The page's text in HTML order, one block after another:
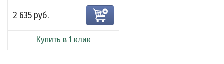
2 635 руб.
Купить в 1 клик